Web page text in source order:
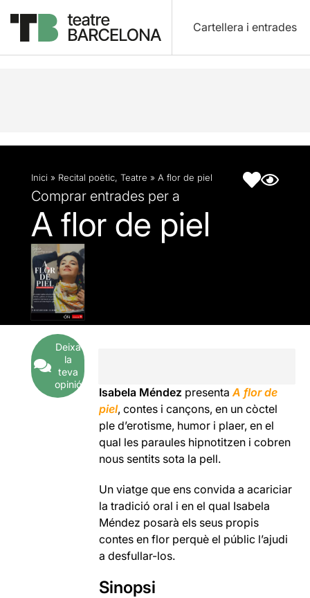
Cartellera i entrades
Descripció Fitxa artística
Inici » Recital poètic, Teatre » A flor de piel
Comprar entrades per a
A flor de piel
Deixa
la
teva
opinió
Isabela Méndez presentaA flor de
piel, contes i cançons, en un còctel
ple d’erotisme, humor i plaer, en el
qual les paraules hipnotitzen i cobren
nous sentits sota la pell.
Un viatge que ens convida a acariciar
la tradició oral i en el qual Isabela
Méndez posarà els seus propis
contes en flor perquè el públic l’ajudi
a desfullar-los.
Sinopsi